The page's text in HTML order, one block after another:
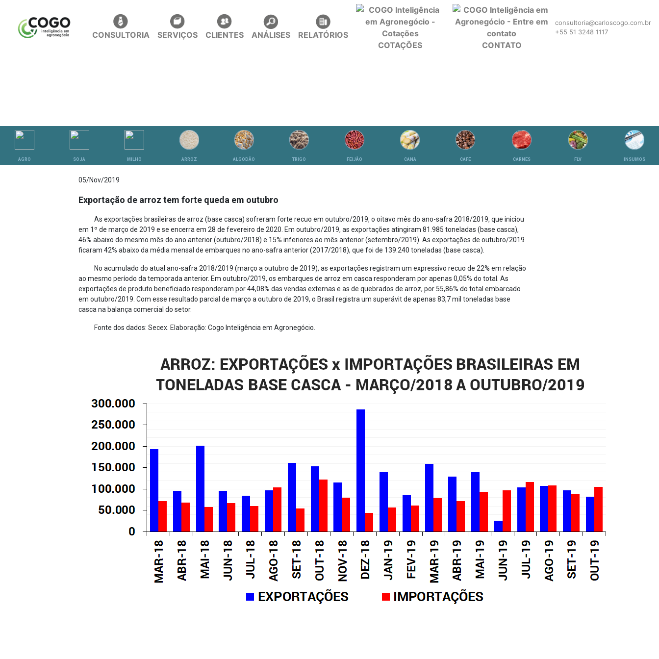
CONSULTORIA SERVIÇOS CLIENTES ANÁLISES
RELATÓRIOS
COTAÇÕES
CONTATO
consultoria@carloscogo.com.br
+55 51 3248 1117
AGRO SOJA MILHO ARROZ ALGODÃO TRIGO FEIJÃO CANA CAFÉ CARNES FLV INSUMOS
05/Nov/2019
Exportação de arroz tem forte queda em outubro
As exportações brasileiras de arroz (base casca) sofreram forte recuo em outubro/2019, o oitavo mês do ano-safra 2018/2019, que iniciou
em 1º de março de 2019 e se encerra em 28 de fevereiro de 2020. Em outubro/2019, as exportações atingiram 81.985 toneladas (base casca),
46% abaixo do mesmo mês do ano anterior (outubro/2018) e 15% inferiores ao mês anterior (setembro/2019). As exportações de outubro/2019
ficaram 42% abaixo da média mensal de embarques no ano-safra anterior (2017/2018), que foi de 139.240 toneladas (base casca).
No acumulado do atual ano-safra 2018/2019 (março a outubro de 2019), as exportações registram um expressivo recuo de 22% em relação
ao mesmo período da temporada anterior. Em outubro/2019, os embarques de arroz em casca responderam por apenas 0,05% do total. As
exportações de produto beneficiado responderam por 44,08% das vendas externas e as de quebrados de arroz, por 55,86% do total embarcado
em outubro/2019. Com esse resultado parcial de março a outubro de 2019, o Brasil registra um superávit de apenas 83,7 mil toneladas base
casca na balança comercial do setor.
Fonte dos dados: Secex. Elaboração: Cogo Inteligência em Agronegócio.